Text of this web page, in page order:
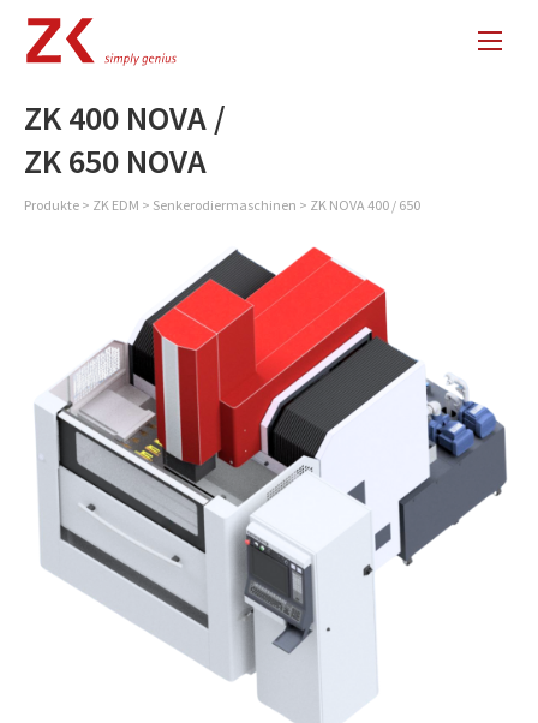
ZK 400 NOVA /
ZK 650 NOVA
Produkte > ZK EDM > Senkerodiermaschinen > ZK NOVA 400 / 650